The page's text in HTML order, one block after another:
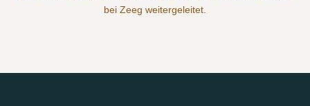
bei Zeeg weitergeleitet.